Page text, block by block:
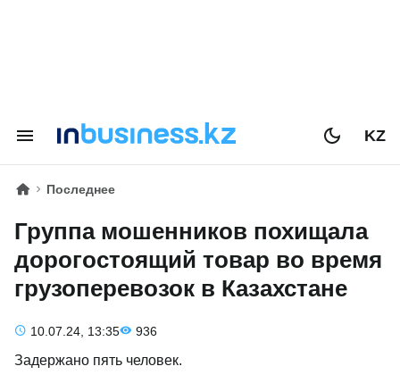
KZ
Последнее
Группа мошенников похищала
дорогостоящий товар во время
грузоперевозок в Казахстане
10.07.24, 13:35 936
Задержано пять человек.